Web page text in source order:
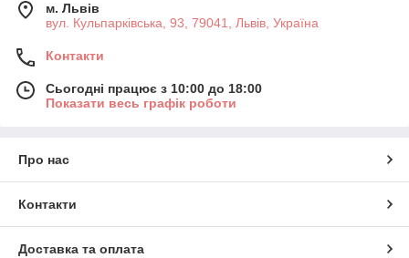
м. Львів
вул. Кульпарківська, 93, 79041, Львів, Україна
Контакти
Сьогодні працює з 10:00 до 18:00
Показати весь графік роботи
Про нас
Контакти
Доставка та оплата